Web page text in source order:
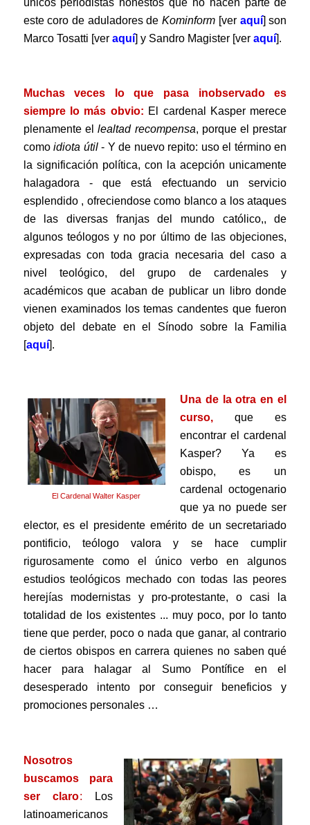
únicos periodistas honestos que no hacen parte de
este coro de aduladores deKominform [ver aquí]son
Marco Tosatti [ver aquí] y Sandro Magister [ver aquí].
Muchas veces lo que pasa inobservado es
siempre lo más obvio: El cardenal Kasper merece
plenamente ellealtad recompensa, porque el prestar
comoidiota útil- Y de nuevo repito: uso el término en
la significación política, con la acepción unicamente
halagadora - que está efectuando un servicio
esplendido , ofreciendose como blanco a los ataques
de las diversas franjas del mundo católico,, de
algunos teólogos y no por último de las objeciones,
expresadas con toda gracia necesaria del caso a
nivel teológico, del grupo de cardenales y
académicos que acaban de publicar un libro donde
vienen examinados los temas candentes que fueron
objeto del debate en el Sínodo sobre la Familia
[aquí].
El Cardenal Walter Kasper
Una de la otra en el
curso,que es
encontrar el cardenal
Kasper?
Ya es
obispo, es un
cardenal octogenario
que ya no puede ser
elector, es el presidente emérito de un secretariado
pontificio, teólogo valora y se hace cumplir
rigurosamente como el único verbo en algunos
estudios teológicos mechado con todas las peores
herejías modernistas y pro-protestante, o casi la
totalidad de los existentes ... muy poco, por lo tanto
tiene que perder, poco o nada que ganar, al contrario
de ciertos obispos en carrera quienes no saben qué
hacer para halagar al Sumo Pontífice en el
desesperado intento por conseguir beneficios y
promociones personales …
Nosotros
buscamospara
ser claro:
Los
latinoamericanos